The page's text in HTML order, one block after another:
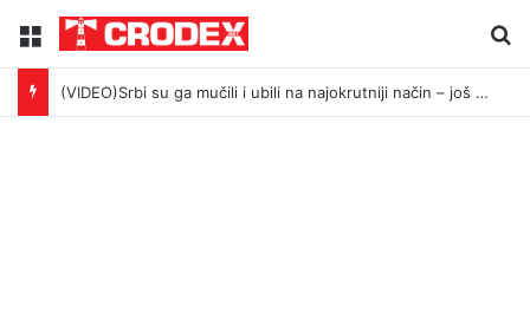
Menu
(VIDEO)Srbi su ga mučili i ubili na najokrutniji način – još živom spalili su mu tijelo pred ostalim zarobljenicima logora u Dalju!